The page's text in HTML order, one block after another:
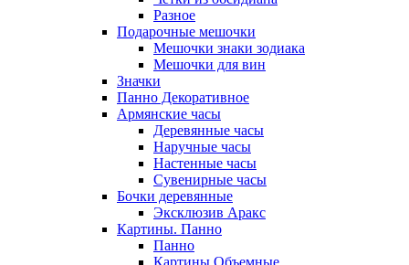
Разное
Подарочные мешочки
Мешочки знаки зодиака
Мешочки для вин
Значки
Панно Декоративное
Армянские часы
Деревянные часы
Наручные часы
Настенные часы
Сувенирные часы
Бочки деревянные
Эксклюзив Аракс
Картины. Панно
Панно
Картины Объемные